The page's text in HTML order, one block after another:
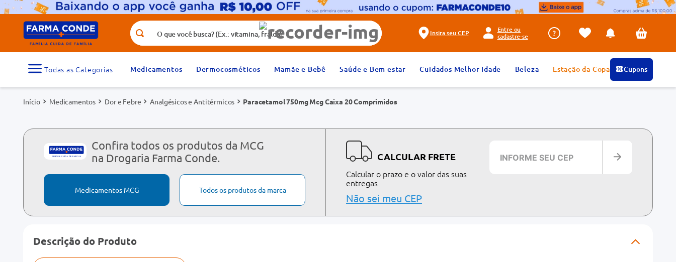
O que você busca? (Ex.: vitamina, fralda)
Insira seu CEP
Entre ou
cadastre-se
Medicamentos Dermocosméticos Mamãe e Bebê Saúde e Bem estar Cuidados Melhor Idade Beleza Estação da Copa Cupons
Medicamentos Dor e Febre Analgésicos e Antitérmicos Paracetamol 750mg Mcg Caixa 20 Comprimidos
Confira todos os produtos da MCG
na Drogaria Farma Conde.
Medicamentos MCG Todos os produtos da marca
CALCULAR FRETE
Calcular o prazo e o valor das suas
entregas
Não sei meu CEP
Descrição do Produto
Termos mais buscados
1
medicamento 2º
fralda
5º rosuvastatina 20mg 6 º
absorvente